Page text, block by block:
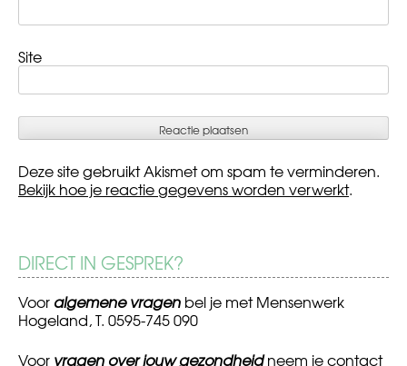
Site
Deze site gebruikt Akismet om spam te verminderen.
Bekijk hoe je reactie gegevens worden verwerkt.
DIRECT IN GESPREK?
Voor algemene vragen bel je met Mensenwerk
Hogeland, T. 0595-745 090
Voor vragen over jouw gezondheidneem je contact